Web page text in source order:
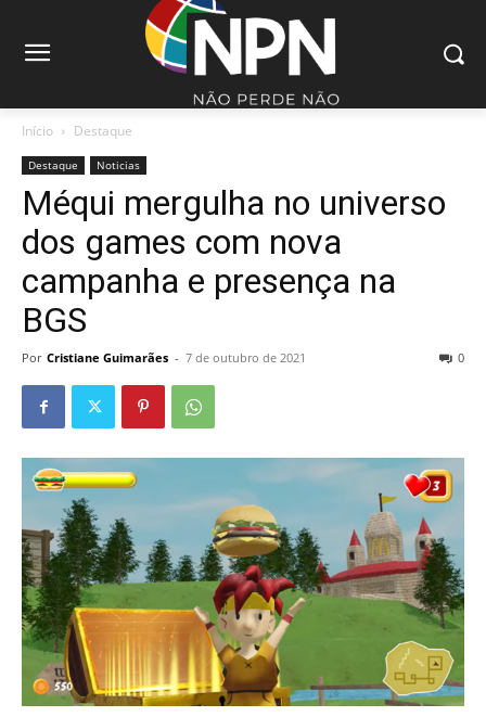
Início Destaque
Destaque Noticias
Méqui mergulha no universo
dos games com nova
campanha e presença na
BGS
Por Cristiane Guimarães - 7 de outubro de 2021 0